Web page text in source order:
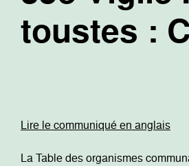
toustes :
Lire le communiqué en anglais
La Table des organismes